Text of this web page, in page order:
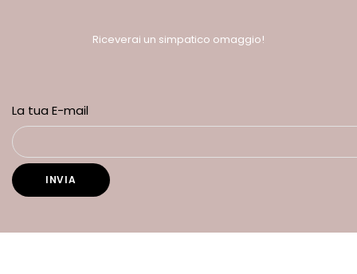
Riceverai un simpatico omaggio!
La tua E-mail